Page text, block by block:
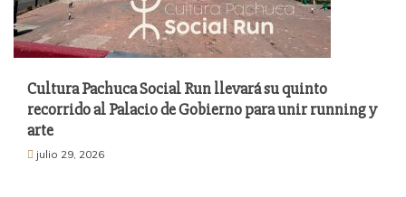
Cultura Pachuca Social Run llevará su quinto
recorrido al Palacio de Gobierno para unir running y
arte
julio 29, 2026